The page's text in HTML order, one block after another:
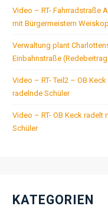
Video – RT- Fahrradstraße
mit Bürgermeistern
Verwaltung plant
Einbahnstraße
Video – RT- Teil2 – OB
radelnde Schüler
Video – RT- OB Keck radelt
Schüler
KATEGORIEN